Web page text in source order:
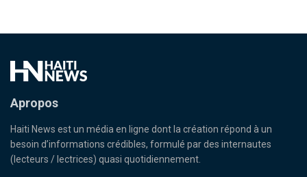
Apropos
Haiti News est un média en ligne dont la création répond à un
besoin d’informations crédibles, formulé par des internautes
(lecteurs / lectrices) quasi quotidiennement.